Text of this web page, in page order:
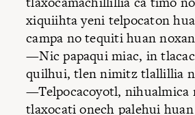
xiquiihta yeni telpocaton
campa no tequiti huan
—Nic papaqui miac, in
quilhui, tlen nimitz tlallillia
—Telpocacoyotl, nihualmica
tlaxocati onech palehui